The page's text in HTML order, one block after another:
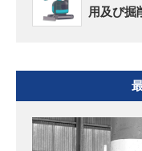
用及び掘